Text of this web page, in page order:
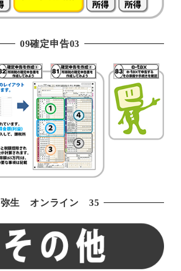
09確定申告03
弥生 オンライン 35